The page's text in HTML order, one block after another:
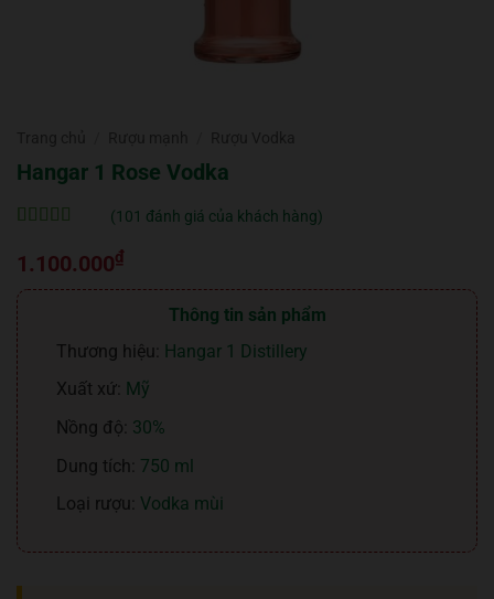
Hangar 1 Rose Vodka
trên đánh
giá
(101 đánh giá của khách hàng)
1.100.000₫
Thông tin sản phẩm
Thương hiệu: Hangar 1 Distillery
Xuất xứ: Mỹ
Nồng độ: 30%
Dung tích: 750 ml
Loại rượu: Vodka mùi